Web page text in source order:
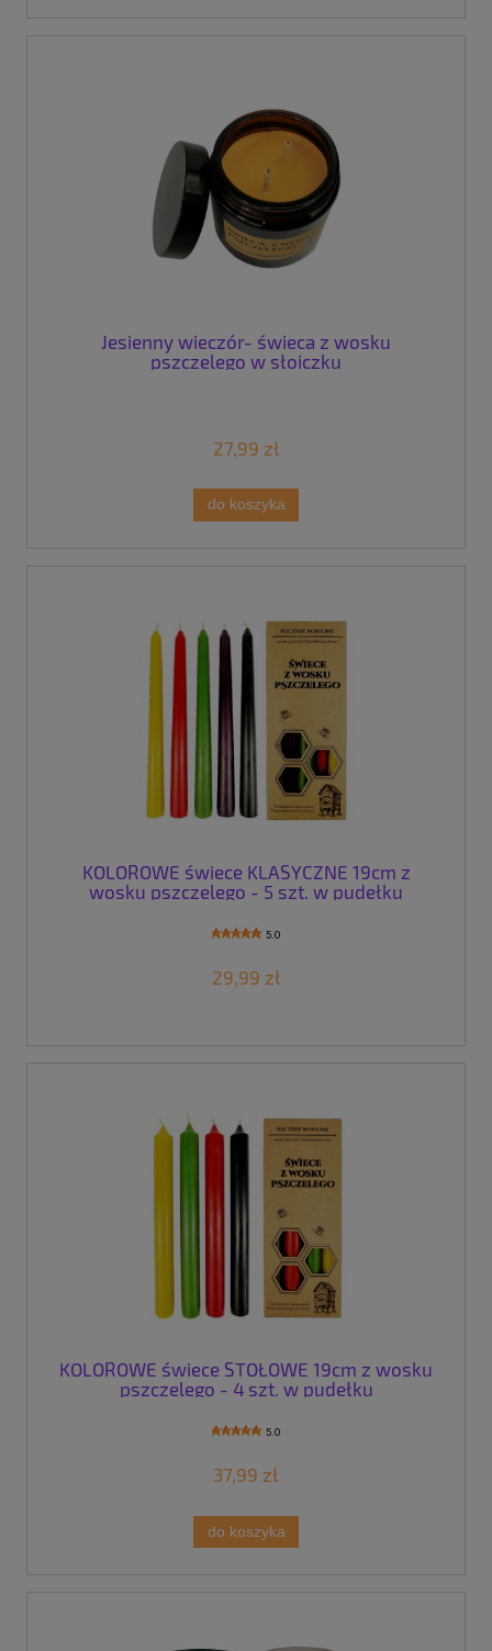
Jesienny wieczór- świeca z wosku
pszczelego w słoiczku
27,99 zł
do koszyka
KOLOROWE świece KLASYCZNE 19cm z
wosku pszczelego - 5 szt. w pudełku
5.0
29,99 zł
KOLOROWE świece STOŁOWE 19cm z wosku
pszczelego - 4 szt. w pudełku
5.0
37,99 zł
do koszyka